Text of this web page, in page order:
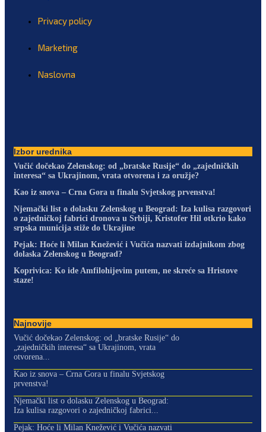
Privacy policy
Marketing
Naslovna
Izbor urednika
Vučić dočekao Zelenskog: od „bratske Rusije“ do „zajedničkih
interesa“ sa Ukrajinom, vrata otvorena i za oružje?
Kao iz snova – Crna Gora u finalu Svjetskog prvenstva!
Njemački list o dolasku Zelenskog u Beograd: Iza kulisa razgovori
o zajedničkoj fabrici dronova u Srbiji, Kristofer Hil otkrio kako
srpska municija stiže do Ukrajine
Pejak: Hoće li Milan Knežević i Vučića nazvati izdajnikom zbog
dolaska Zelenskog u Beograd?
Koprivica: Ko ide Amfilohijevim putem, ne skreće sa Hristove
staze!
Najnovije
Vučić dočekao Zelenskog: od „bratske Rusije“ do
„zajedničkih interesa“ sa Ukrajinom, vrata
otvorena...
Kao iz snova – Crna Gora u finalu Svjetskog
prvenstva!
Njemački list o dolasku Zelenskog u Beograd:
Iza kulisa razgovori o zajedničkoj fabrici...
Pejak: Hoće li Milan Knežević i Vučića nazvati